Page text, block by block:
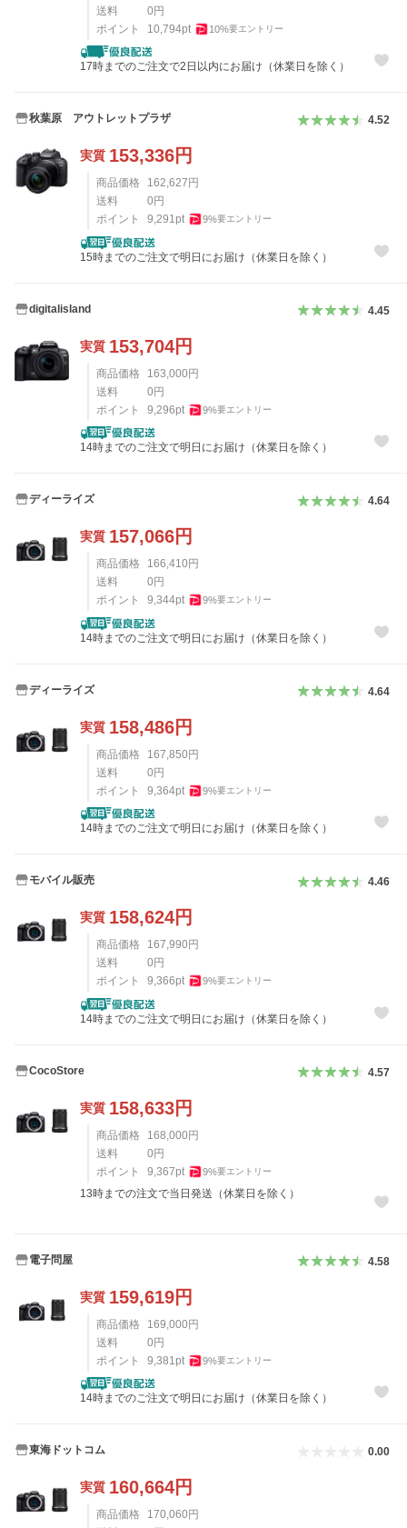
送料
0円
ポイント
10,794pt 10%要エントリー
17時までのご注文で2日以内にお届け（休業日を除く）
秋葉原 アウトレットプラザ 4.52
実質 153,336円
商品価格 162,627 円
送料
0 円
ポイント
9,291pt 9%要エントリー
15時までのご注文で明日にお届け（休業日を除く）
digitalisland 4.45
実質 153,704円
商品価格 163,000円
送料
0円
ポイント
9,296pt 9%要エントリー
14時までのご注文で明日にお届け（休業日を除く）
ディーライズ 4.64
実質 157,066円
商品価格 166,410 円
送料
0 円
ポイント
9,344pt 9%要エントリー
14時までのご注文で明日にお届け（休業日を除く）
ディーライズ 4.64
実質 158,486円
商品価格 167,850円
送料
0円
ポイント
9,364pt 9%要エントリー
14時までのご注文で明日にお届け（休業日を除く）
モバイル販売 4.46
実質 158,624円
商品価格 167,990 円
送料
0 円
ポイント
9,366pt 9%要エントリー
14時までのご注文で明日にお届け（休業日を除く）
CocoStore 4.57
実質 158,633円
商品価格 168,000円
送料
0円
ポイント
9,367pt 9%要エントリー
13時までの注文で当日発送（休業日を除く）
電子問屋 4.58
実質 159,619円
商品価格 169,000円
送料
0円
ポイント
9,381 pt 9%要エントリー
14時までのご注文で明日にお届け（休業日を除く）
東海ドットコム 0.00
実質 160,664円
商品価格 170,060 円